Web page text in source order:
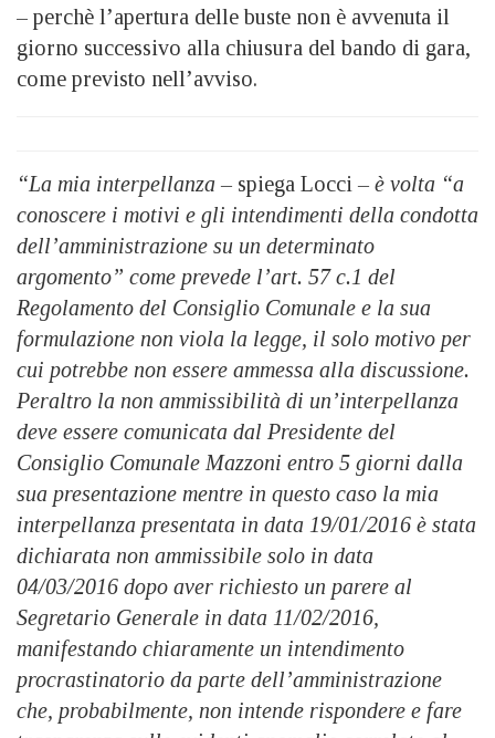
– perchè l’apertura delle buste non è avvenuta il
giorno successivo alla chiusura del bando di gara,
come previsto nell’avviso.
“La mia interpellanza – spiega Locci – è volta “a
conoscere i motivi e gli intendimenti della condotta
dell’amministrazione su un determinato
argomento” come prevede l’art. 57 c.1 del
Regolamento del Consiglio Comunale e la sua
formulazione non viola la legge, il solo motivo per
cui potrebbe non essere ammessa alla discussione.
Peraltro la non ammissibilità di un’interpellanza
deve essere comunicata dal Presidente del
Consiglio Comunale Mazzoni entro 5 giorni dalla
sua presentazione mentre in questo caso la mia
interpellanza presentata in data 19/01/2016 è stata
dichiarata non ammissibile solo in data
04/03/2016 dopo aver richiesto un parere al
Segretario Generale in data 11/02/2016,
manifestando chiaramente un intendimento
procrastinatorio da parte dell’amministrazione
che, probabilmente, non intende rispondere e fare